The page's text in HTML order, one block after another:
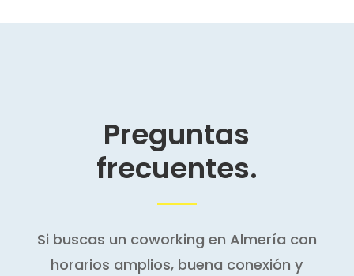
Preguntas
frecuentes.
Si buscas un coworking en Almería con
horarios amplios, buena conexión y